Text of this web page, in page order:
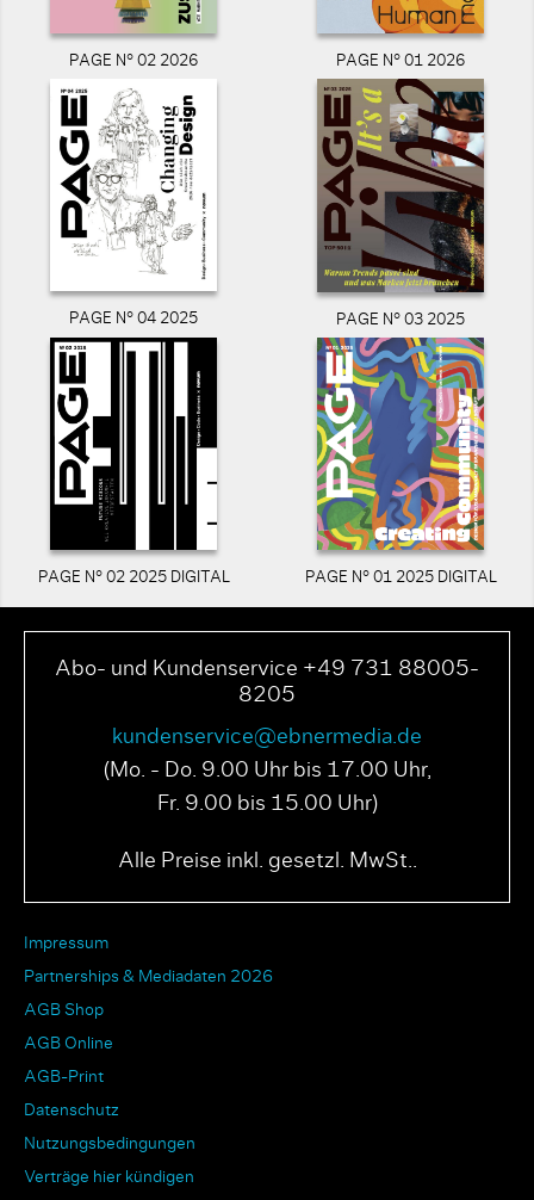
PAGE N° 02 2026 PAGE N° 01 2026
PAGE N° 04 2025 PAGE N° 03 2025
PAGE N° 02 2025 DIGITAL PAGE N° 01 2025 DIGITAL
Abo- und Kundenservice +49 731 88005-
8205
kundenservice@ebnermedia.de
(Mo. - Do. 9.00 Uhr bis 17.00 Uhr,
Fr. 9.00 bis 15.00 Uhr)
Alle Preise inkl. gesetzl. MwSt..
Impressum
Partnerships & Mediadaten 2026
AGB Shop
AGB Online
AGB-Print
Datenschutz
Nutzungsbedingungen
Verträge hier kündigen